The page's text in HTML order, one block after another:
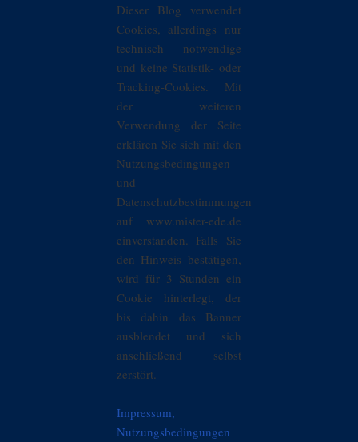
Dieser Blog verwendet
Cookies, allerdings nur
technisch notwendige
und keine Statistik- oder
Tracking-Cookies. Mit
der weiteren
Verwendung der Seite
erklären Sie sich mit den
Nutzungsbedingungen
und
Datenschutzbestimmungen
auf www.mister-ede.de
einverstanden. Falls Sie
den Hinweis bestätigen,
wird für 3 Stunden ein
Cookie hinterlegt, der
bis dahin das Banner
ausblendet und sich
anschließend selbst
zerstört.
Impressum,
Nutzungsbedingungen